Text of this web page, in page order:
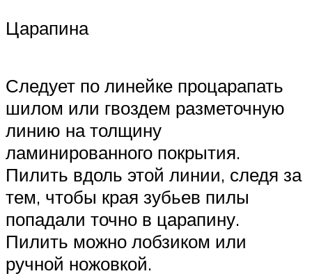
Царапина
Следует по линейке процарапать
шилом или гвоздем разметочную
линию на толщину
ламинированного покрытия.
Пилить вдоль этой линии, следя за
тем, чтобы края зубьев пилы
попадали точно в царапину.
Пилить можно лобзиком или
ручной ножовкой.